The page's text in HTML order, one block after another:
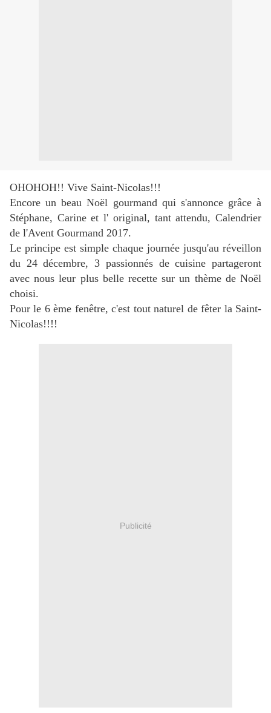
OHOHOH!! Vive Saint-Nicolas!!!
Encore un beau Noël gourmand qui s'annonce grâce à
Stéphane, Carine et l' original, tant attendu, Calendrier
de l'Avent Gourmand 2017.
Le principe est simple chaque journée jusqu'au réveillon
du 24 décembre, 3 passionnés de cuisine partageront
avec nous leur plus belle recette sur un thème de Noël
choisi.
Pour le 6 ème fenêtre, c'est tout naturel de fêter la Saint-
Nicolas!!!!
Publicité